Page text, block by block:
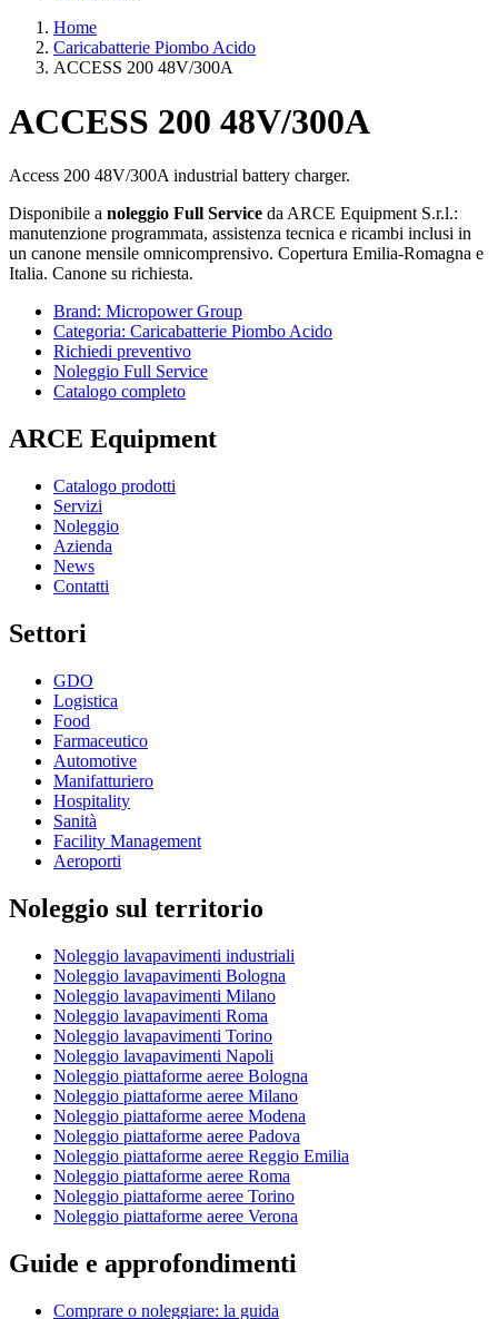
Home
Caricabatterie Piombo Acido
ACCESS 200 48V/300A
ACCESS 200 48V/300A
Access 200 48V/300A industrial battery charger.
Disponibile a noleggio Full Service da ARCE Equipment S.r.l.:
manutenzione programmata, assistenza tecnica e ricambi inclusi in
un canone mensile omnicomprensivo. Copertura Emilia-Romagna e
Italia. Canone su richiesta.
Brand: Micropower Group
Categoria: Caricabatterie Piombo Acido
Richiedi preventivo
Noleggio Full Service
Catalogo completo
ARCE Equipment
Catalogo prodotti
Servizi
Noleggio
Azienda
News
Contatti
Settori
GDO
Logistica
Food
Farmaceutico
Automotive
Manifatturiero
Hospitality
Sanità
Facility Management
Aeroporti
Noleggio sul territorio
Noleggio lavapavimenti industriali
Noleggio lavapavimenti Bologna
Noleggio lavapavimenti Milano
Noleggio lavapavimenti Roma
Noleggio lavapavimenti Torino
Noleggio lavapavimenti Napoli
Noleggio piattaforme aeree Bologna
Noleggio piattaforme aeree Milano
Noleggio piattaforme aeree Modena
Noleggio piattaforme aeree Padova
Noleggio piattaforme aeree Reggio Emilia
Noleggio piattaforme aeree Roma
Noleggio piattaforme aeree Torino
Noleggio piattaforme aeree Verona
Guide e approfondimenti
Comprare o noleggiare: la guida